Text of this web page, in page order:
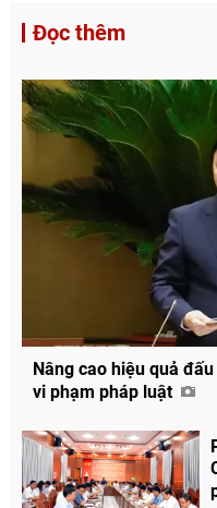
Đọc thêm
Nâng cao hiệu quả
vi phạm pháp luật